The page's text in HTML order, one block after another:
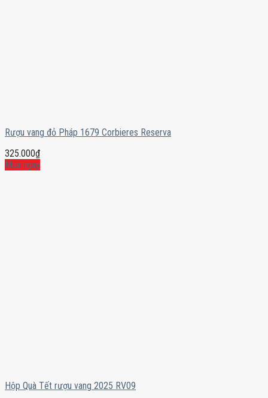
Rượu vang đỏ Pháp 1679 Corbieres Reserva
325.000₫
Mua ngay
Hộp Quà Tết rượu vang 2025 RV09